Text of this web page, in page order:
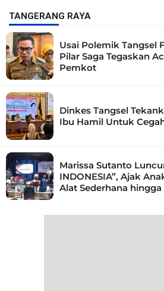
TANGERANG RAYA
Usai Polemik Tangsel
Pilar Saga Tegaskan
Pemkot
Dinkes Tangsel
Ibu Hamil Untuk
Marissa Sutanto
INDONESIA”, Ajak
Alat Sederhana